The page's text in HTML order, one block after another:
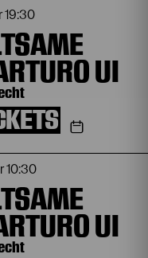
19:30
UI
10:30
UI